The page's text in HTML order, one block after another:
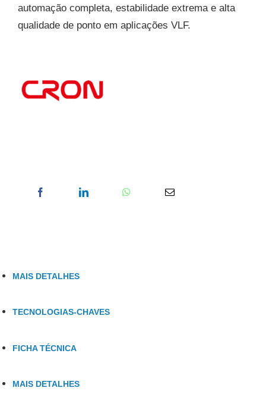
automação completa, estabilidade extrema e alta
qualidade de ponto em aplicações VLF.
MAIS DETALHES
TECNOLOGIAS-CHAVES
FICHA TÉCNICA
MAIS DETALHES